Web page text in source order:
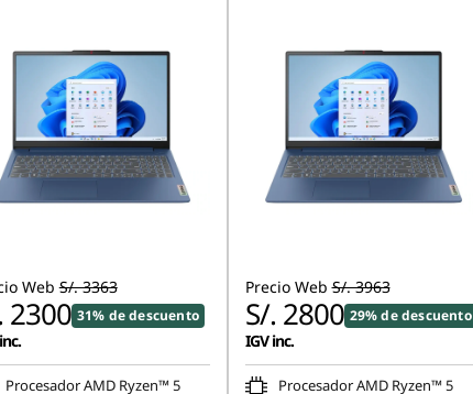
Web S/. 3363
2300 31% de descuento
Procesador AMD Ryzen™ 5
Precio Web S/. 3963
S/. 2800 29% de descuento
IGV inc.
Procesador AMD Ryzen™ 5